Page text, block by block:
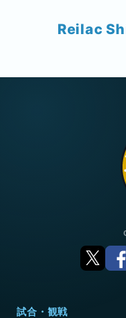
Reilac
試合・観戦